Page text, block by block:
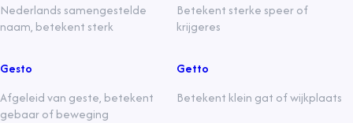
Nederlands samengestelde
naam, betekent sterk
Betekent sterke speer of
krijgeres
Gesto
Afgeleid van geste, betekent
gebaar of beweging
Getto
Betekent klein gat of wijkplaats